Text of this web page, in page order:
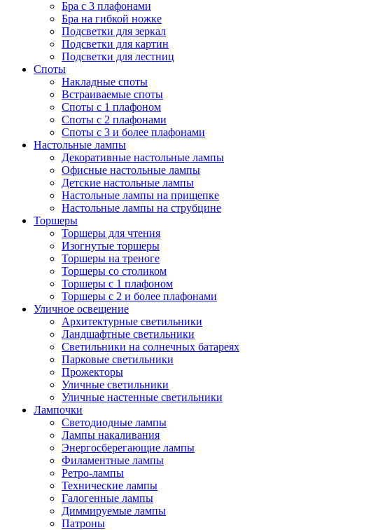
Бра с 3 плафонами
Бра на гибкой ножке
Подсветки для зеркал
Подсветки для картин
Подсветки для лестниц
Споты
Накладные споты
Встраиваемые споты
Споты с 1 плафоном
Споты с 2 плафонами
Споты с 3 и более плафонами
Настольные лампы
Декоративные настольные лампы
Офисные настольные лампы
Детские настольные лампы
Настольные лампы на прищепке
Настольные лампы на струбцине
Торшеры
Торшеры для чтения
Изогнутые торшеры
Торшеры на треноге
Торшеры со столиком
Торшеры с 1 плафоном
Торшеры с 2 и более плафонами
Уличное освещение
Архитектурные светильники
Ландшафтные светильники
Светильники на солнечных батареях
Парковые светильники
Прожекторы
Уличные светильники
Уличные настенные светильники
Лампочки
Светодиодные лампы
Лампы накаливания
Энергосберегающие лампы
Филаментные лампы
Ретро-лампы
Технические лампы
Галогенные лампы
Диммируемые лампы
Патроны